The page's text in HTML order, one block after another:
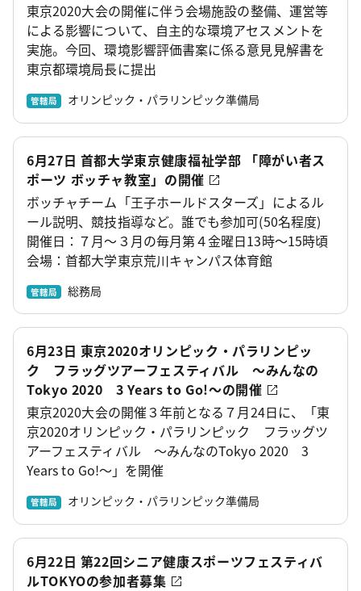
東京2020大会の開催に伴う会場施設の整備、運営等
による影響について、自主的な環境アセスメントを
実施。今回、環境影響評価書案に係る意見見解書を
東京都環境局長に提出
管轄局 オリンピック・パラリンピック準備局
6月27日 首都大学東京健康福祉学部 「障がい者ス
ポーツ ボッチャ教室」の開催
ボッチャチーム「王子ホールドスターズ」によるル
ール説明、競技指導など。誰でも参加可(50名程度)
開催日：７月～３月の毎月第４金曜日13時～15時頃
会場：首都大学東京荒川キャンパス体育館
管轄局 総務局
6月23日 東京2020オリンピック・パラリンピッ
ク フラッグツアーフェスティバル ～みんなの
Tokyo 2020 3 Years to Go!～の開催
東京2020大会の開催３年前となる７月24日に、「東
京2020オリンピック・パラリンピック フラッグツ
アーフェスティバル ～みんなのTokyo 2020 3
Years to Go!～」を開催
管轄局 オリンピック・パラリンピック準備局
6月22日 第22回シニア健康スポーツフェスティバ
ルTOKYOの参加者募集